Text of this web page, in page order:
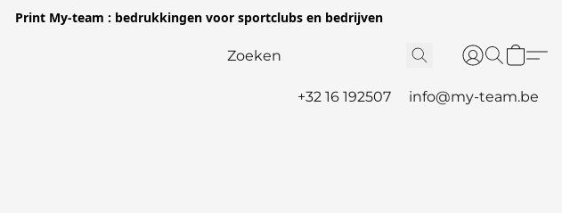
Print My-team : bedrukkingen voor sportclubs en bedrijven
+32 16 192507 info@my-team.be